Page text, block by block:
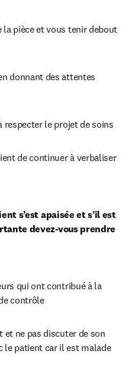
la pièce et vous tenir debout
donnant des attentes
respecter le projet de soins
de continuer à verbaliser
s’est apaisée et s’il est
devez-vous prendre
qui ont contribué à la
contrôle
et ne pas discuter de son
le patient car il est malade